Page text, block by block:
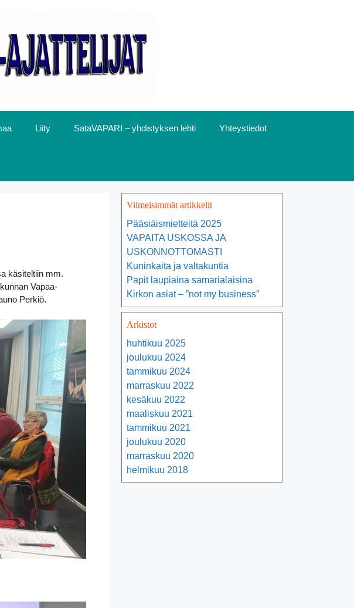
Liity SataVAPARI – yhdistyksen lehti Yhteystiedot
käsiteltiin mm.
Vapaa-
Perkiö.
Viimeisimmät artikkelit
Pääsiäismietteitä 2025
VAPAITA USKOSSA JA
USKONNOTTOMASTI
Kuninkaita ja valtakuntia
Papit laupiaina samarialaisina
Kirkon asiat – ”not my business”
Arkistot
huhtikuu 2025
joulukuu 2024
tammikuu 2024
marraskuu 2022
kesäkuu 2022
maaliskuu 2021
tammikuu 2021
joulukuu 2020
marraskuu 2020
helmikuu 2018